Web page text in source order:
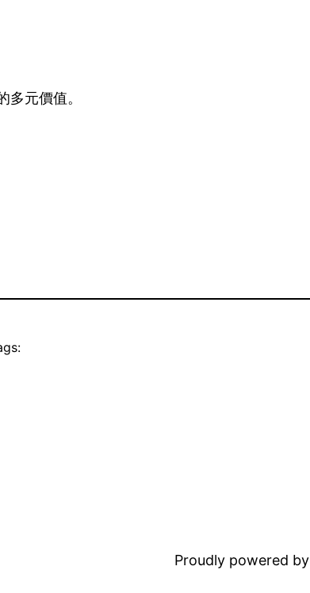
元價值。
Proudly powered by